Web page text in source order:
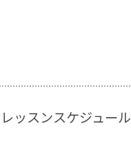
レッスンスケジュール